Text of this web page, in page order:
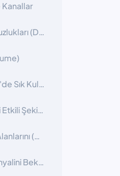
Kanallar
İndikatör Uyumsuzlukları (Divergence)
Reversal Trading'de Sık Kullanılan Teknik Araçlar
Dönüş İşlemlerini Etkili Şekilde Yönetmek ve Uygulamak
Teknik Çakışma Alanlarını (Confluence) Belirlemek
Giriş İçin Onay Sinyalini Beklemek